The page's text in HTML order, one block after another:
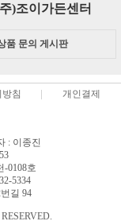
)조이가든센터
품 문의 게시판
침 개인결제
: 이종진
-0108호
5334
길 94